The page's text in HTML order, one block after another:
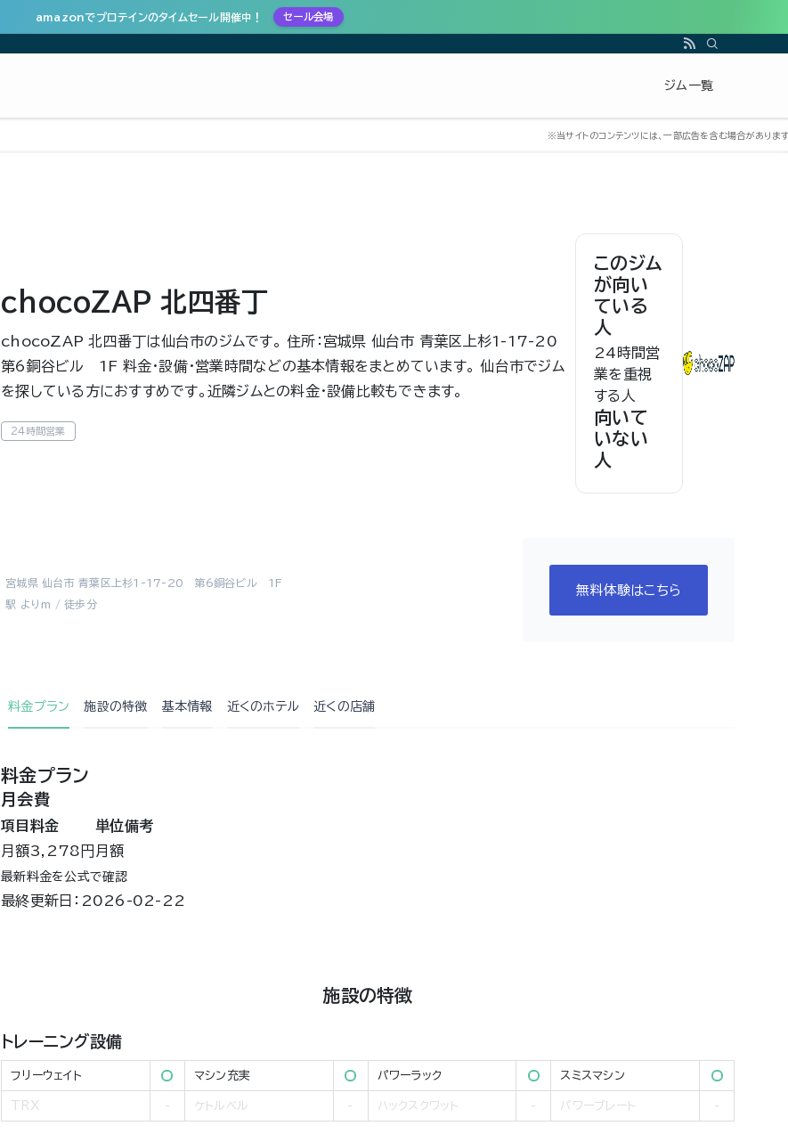
amazonでプロテインのタイムセール開催中！ セール会場
ジム一覧
chocoZAP 北四番丁
chocoZAP 北四番丁は仙台市のジムです。 住所：宮城県 仙台市 青葉区上杉1-17-20
第6銅谷ビル 1F 料金・設備・営業時間などの基本情報をまとめています。 仙台市でジム
を探している方におすすめです。近隣ジムとの料金・設備比較もできます。
24時間営業
このジム
が向い
ている
人
24時間営
業を重視
する人
向いて
いない
人
宮城県 仙台市 青葉区上杉1-17-20 第6銅谷ビル 1F
駅 よりm / 徒歩分
無料体験はこちら
料金プラン 施設の特徴 基本情報 近くのホテル 近くの店舗
料金プラン
月会費
項目 料金 単位備考
月額3,278円 月額
最新料金を公式で確認
最終更新日：2026-02-22
施設の特徴
トレーニング設備
フリーウェイト マシン充実 パワーラック スミスマシン
TRX ケトルベル ハックスクワット パワープレート